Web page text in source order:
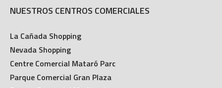
NUESTROS CENTROS COMERCIALES
La Cañada Shopping
Nevada Shopping
Centre Comercial Mataró Parc
Parque Comercial Gran Plaza